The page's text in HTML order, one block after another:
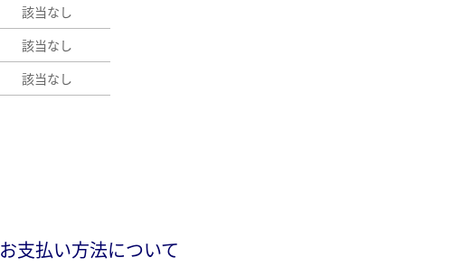
該当なし
該当なし
該当なし
お支払い方法について